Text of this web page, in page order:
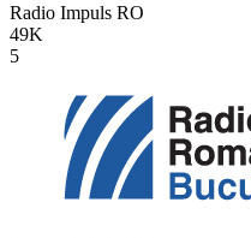
Radio Impuls RO
49K
5